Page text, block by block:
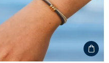
votre